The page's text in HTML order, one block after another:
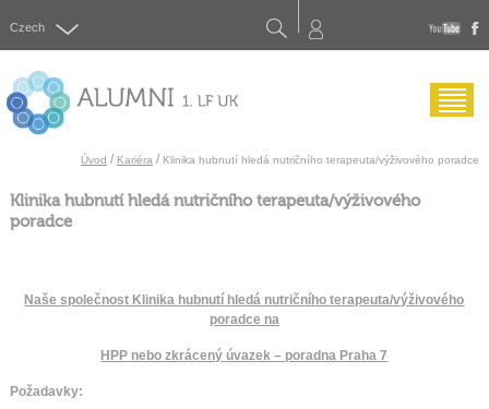
Czech Search
Úvod / Kariéra / Klinika hubnutí hledá nutričního terapeuta/výživového poradce
Klinika hubnutí hledá nutričního terapeuta/výživového
poradce
Naše společnost Klinika hubnutí hledá nutričního terapeuta/výživového
poradce na
HPP nebo zkrácený úvazek – poradna Praha 7
Požadavky: